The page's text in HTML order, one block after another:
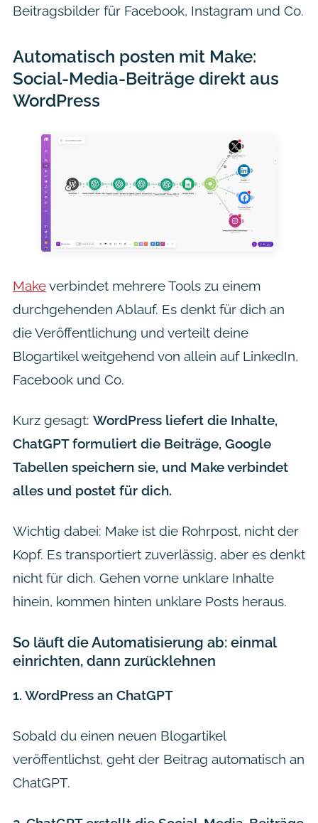
Beitragsbilder für Facebook, Instagram und Co.
Automatisch posten mit Make:
Social-Media-Beiträge direkt aus
WordPress
Makeverbindet mehrere Tools zu einem
durchgehenden Ablauf. Es denkt für dich an
die Veröffentlichung und verteilt deine
Blogartikel weitgehend von allein auf LinkedIn,
Facebook und Co.
Kurz gesagt: WordPress liefert die Inhalte,
ChatGPT formuliert die Beiträge, Google
Tabellen speichern sie, und Make verbindet
alles und postet für dich.
Wichtig dabei: Make ist die Rohrpost, nicht der
Kopf. Es transportiert zuverlässig, aber es denkt
nicht für dich. Gehen vorne unklare Inhalte
hinein, kommen hinten unklare Posts heraus.
So läuft die Automatisierung ab: einmal
einrichten, dann zurücklehnen
1. WordPress an ChatGPT
Sobald du einen neuen Blogartikel
veröffentlichst, geht der Beitrag automatisch an
ChatGPT.